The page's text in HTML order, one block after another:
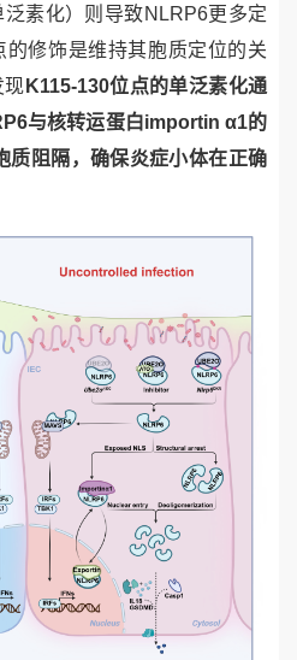
素化）则导致NLRP6更多定
修饰是维持其胞质定位的关
现 K115-130位点的单泛素化通
与核转运蛋白importin α1的
质阻隔，确保炎症小体在正确